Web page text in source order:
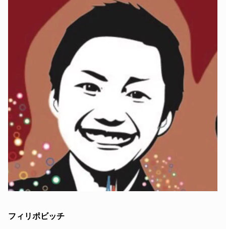
フィリポビッチ